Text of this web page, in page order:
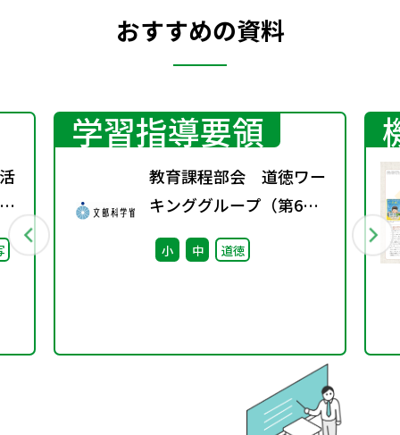
おすすめの資料
学習指導要領
教育課程部会 道徳ワー
キンググループ（第6
回） 配付資料
小 中 道徳